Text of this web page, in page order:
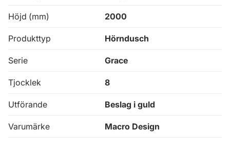
Höjd (mm) 2000
Produkttyp Hörndusch
Serie Grace
Tjocklek 8
Utförande Beslag i guld
Varumärke Macro Design